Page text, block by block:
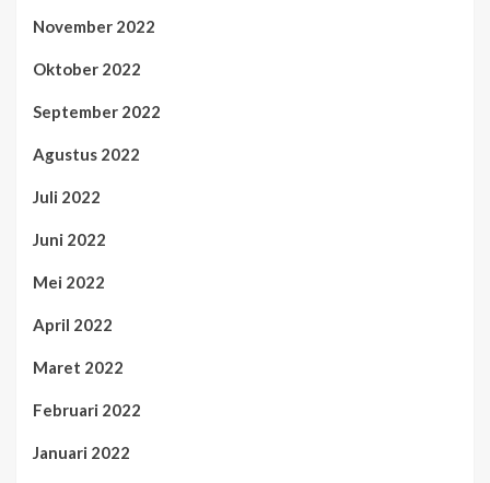
November 2022
Oktober 2022
September 2022
Agustus 2022
Juli 2022
Juni 2022
Mei 2022
April 2022
Maret 2022
Februari 2022
Januari 2022